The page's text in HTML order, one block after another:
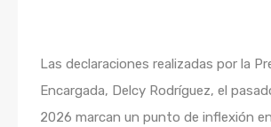
Las declaraciones realizadas por la
Encargada, Delcy Rodríguez, el
2026 marcan un punto de inflexión